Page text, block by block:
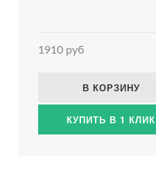
1910 руб
В КОРЗИНУ
КУПИТЬ В 1 КЛИК